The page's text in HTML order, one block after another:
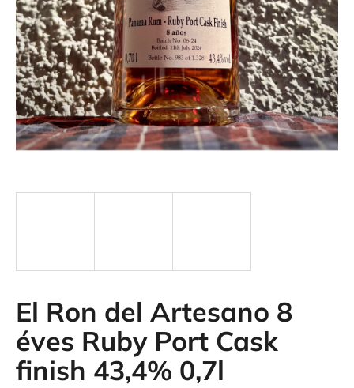
El Ron del Artesano 8
éves Ruby Port Cask
finish 43,4% 0,7l
á
j
s
ť
?